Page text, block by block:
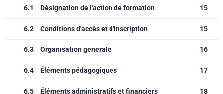
6.1 Désignation de l'action de formation 15
6.2 Conditions d'accès et d'inscription 15
6.3 Organisation générale 16
6.4 Éléments pédagogiques 17
6.5 Éléments administratifs et financiers 18